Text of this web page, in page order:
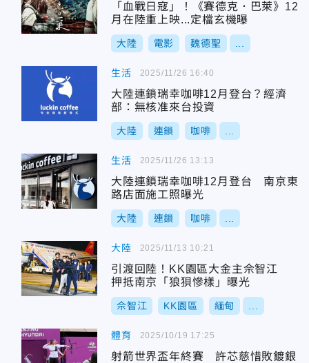
「血戰日寇」！《賽德克．巴萊》12
月在陸重上映...定檔玄機曝
大陸 電影 魏德聖
生活
大陸連鎖瑞幸咖啡12月登台？經濟
部：無核准來台投資
大陸 連鎖 咖啡
2025/11/26 16:40
生活
大陸連鎖瑞幸咖啡12月登台 南京東
路店面施工照曝光
大陸 連鎖 咖啡
2025/11/26 13:13
大陸
引渡回陸！KK園區大金主佘智江
押抵南京「狼狽慘樣」曝光
佘智江 KK園區 緬甸
2025/11/13 10:21
體育
射箭世界盃年終賽 許芯慈惜敗鍍銀
2025/10/19 17:25